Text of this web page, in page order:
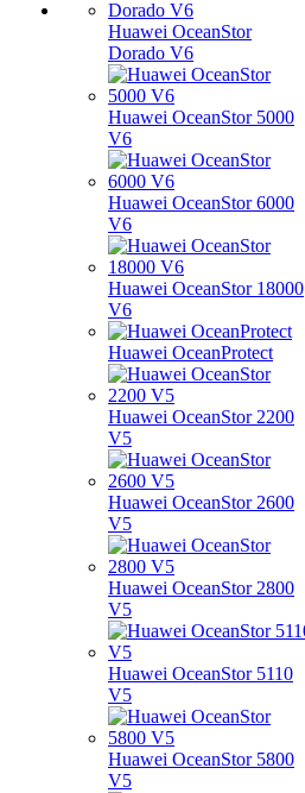
Huawei OceanStor
Dorado V6
Huawei OceanStor 5000
V6
Huawei OceanStor 6000
V6
Huawei OceanStor 18000
V6
Huawei OceanProtect
Huawei OceanStor 2200
V5
Huawei OceanStor 2600
V5
Huawei OceanStor 2800
V5
Huawei OceanStor 5110
V5
Huawei OceanStor 5800
V5